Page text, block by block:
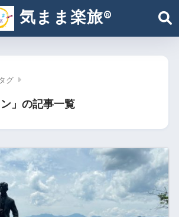
気まま楽旅®︎
グ
ン」の記事一覧